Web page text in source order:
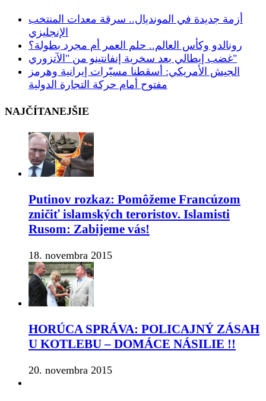
أزمة جديدة في المونديال.. سرقة معدات المنتخب
الإنجليزي
رونالدو وكأس العالم.. حلم العمر أم مجرد بطولة؟
غضب إيطالي بعد سخرية إنفانتينو من "الآتزوري"
الجيش الأمريكي: أسقطنا مسيّرات إيرانية وهرمز
مفتوح أمام حركة التجارة الدولية
NAJČÍTANEJŠIE
Putinov rozkaz: Pomôžeme Francúzom
zničiť islamských teroristov. Islamisti
Rusom: Zabijeme vás!
18. novembra 2015
HORÚCA SPRÁVA: POLICAJNÝ ZÁSAH
U KOTLEBU – DOMÁCE NÁSILIE !!
20. novembra 2015